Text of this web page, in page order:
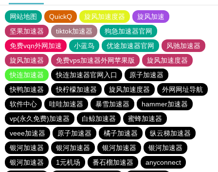
网站地图 QuickQ 旋风加速度器
旋风加速
坚果加速器
tiktok加速器
狗急加速器官网
免费vqn外网加速
小蓝鸟 优途加速器官网
风驰加速器
旋风加速器
免费vps加速器外网苹果版
旋风加速度器
快连加速器
快连加速器官网入口
原子加速器
快鸭加速器
快柠檬加速器 旋风加速度器
外网网址导航
软件中心
哇哇加速器 暴雪加速器
hammer加速器
vp(永久免费)加速器
白鲸加速器
蜜蜂加速器
veee加速器
原子加速器 橘子加速器
纵云梯加速器
银河加速器
银河加速器 银河加速器
银河加速器
银河加速器
1元机场 番石榴加速器 anyconnect